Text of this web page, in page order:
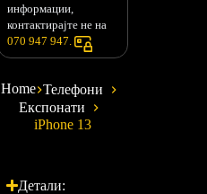
информации,
контактирајте не на
070 947 947.
Home Телефони
Експонати
iPhone 13
Детали: